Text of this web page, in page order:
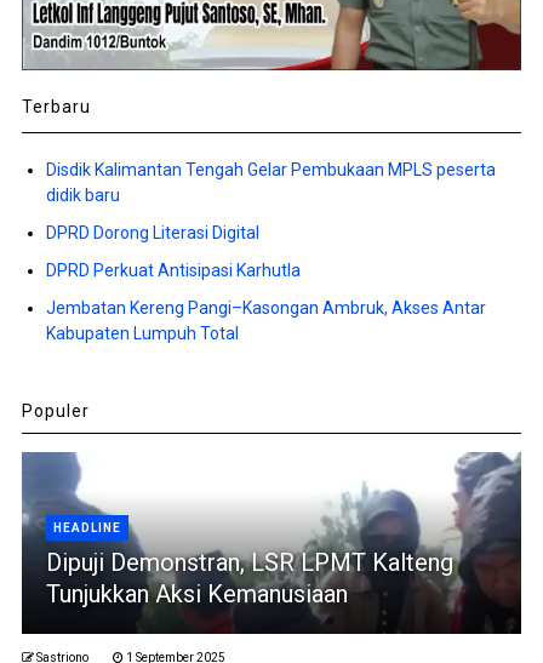
Terbaru
Disdik Kalimantan Tengah Gelar Pembukaan MPLS peserta
didik baru
DPRD Dorong Literasi Digital
DPRD Perkuat Antisipasi Karhutla
Jembatan Kereng Pangi–Kasongan Ambruk, Akses Antar
Kabupaten Lumpuh Total
Populer
HEADLINE
Dipuji Demonstran, LSR LPMT Kalteng
Tunjukkan Aksi Kemanusiaan
Sastriono 1 September 2025